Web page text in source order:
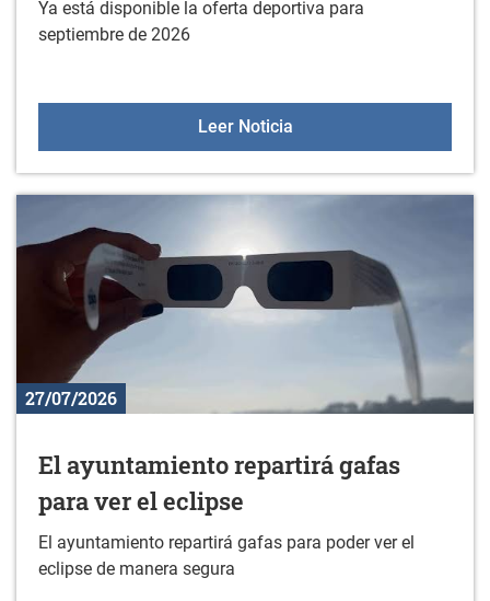
Ya está disponible la oferta deportiva para
septiembre de 2026
Leer NoticiaOferta deportiva en
27/07/2026
El ayuntamiento repartirá gafas
para ver el eclipse
El ayuntamiento repartirá gafas para poder ver el
eclipse de manera segura